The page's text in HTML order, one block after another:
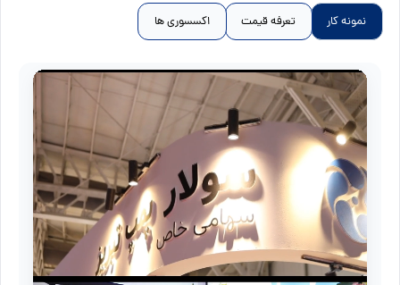
نمونه کار تعرفه قیمت اکسسوری ها